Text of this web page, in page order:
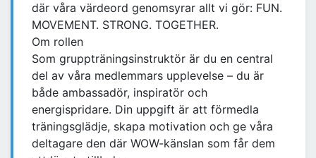
där våra värdeord genomsyrar allt vi gör: FUN.
MOVEMENT. STRONG. TOGETHER.
Om rollen
Som gruppträningsinstruktör är du en central
del av våra medlemmars upplevelse – du är
både ambassadör, inspiratör och
energispridare. Din uppgift är att förmedla
träningsglädje, skapa motivation och ge våra
deltagare den där WOW-känslan som får dem